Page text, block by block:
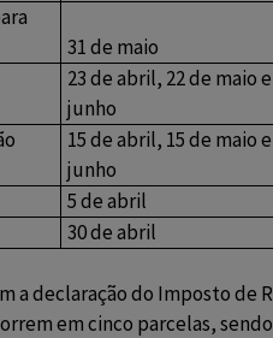
31 de maio
23 de abril, 22 de maio
junho
15 de abril, 15 de maio
junho
5 de abril
30 de abril
a declaração do Imposto
em cinco parcelas,